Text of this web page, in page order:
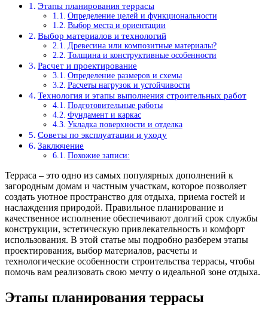
Этапы планирования террасы
Определение целей и функциональности
Выбор места и ориентации
Выбор материалов и технологий
Древесина или композитные материалы?
Толщина и конструктивные особенности
Расчет и проектирование
Определение размеров и схемы
Расчеты нагрузок и устойчивости
Технология и этапы выполнения строительных работ
Подготовительные работы
Фундамент и каркас
Укладка поверхности и отделка
Советы по эксплуатации и уходу
Заключение
Похожие записи:
Терраса – это одно из самых популярных дополнений к
загородным домам и частным участкам, которое позволяет
создать уютное пространство для отдыха, приема гостей и
наслаждения природой. Правильное планирование и
качественное исполнение обеспечивают долгий срок службы
конструкции, эстетическую привлекательность и комфорт
использования. В этой статье мы подробно разберем этапы
проектирования, выбор материалов, расчеты и
технологические особенности строительства террасы, чтобы
помочь вам реализовать свою мечту о идеальной зоне отдыха.
Этапы планирования террасы